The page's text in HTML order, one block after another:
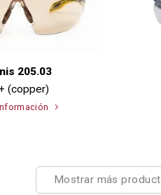
205.03
(copper)
Mostrar más